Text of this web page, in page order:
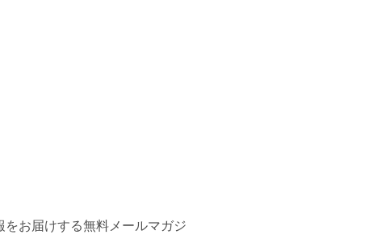
お届けする無料メールマガジ